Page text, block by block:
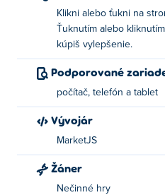
Klikni alebo ťukni na
Ťuknutím alebo
kúpiš vylepšenie.
Podporované
počítač, telefón a tablet
Vývojár
MarketJS
Žáner
Nečinné hry